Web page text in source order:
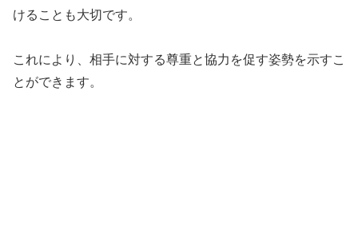
けることも大切です。
これにより、相手に対する尊重と協力を促す姿勢を示すこ
とができます。